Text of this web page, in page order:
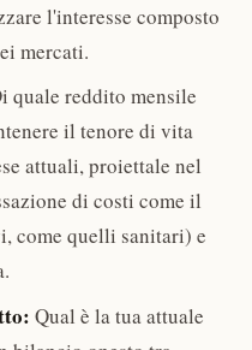
l'interesse composto
mercati.
quale reddito mensile
il tenore di vita
attuali, proiettale nel
di costi come il
come quelli sanitari) e
Qual è la tua attuale